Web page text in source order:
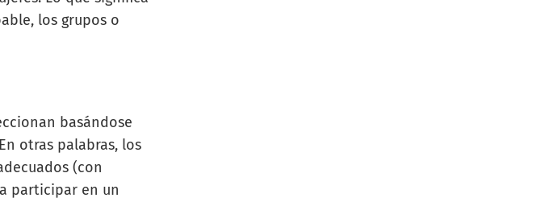
los grupos o
basándose
otras palabras, los
(con
participar en un